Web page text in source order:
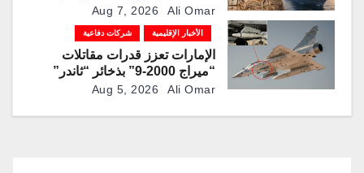
Aug 7, 2026 Ali Omar
الأخبار الإقليمية شركات دفاعية
الإمارات تعزز قدرات مقاتلات
“ميراج 2000-9” بذخائر “ثاندر”
الذكية المطورة محليًا
Aug 5, 2026 Ali Omar